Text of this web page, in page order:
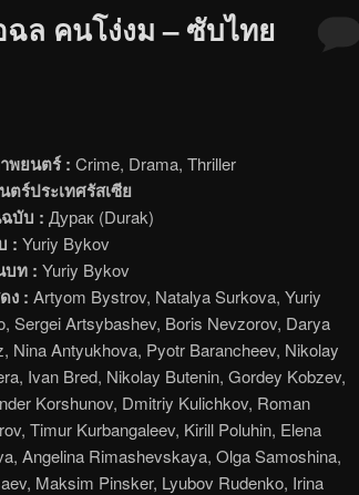
ล คนโง่งม – ซับไทย
พยนตร์ : Crime, Drama, Thriller
ตร์ประเทศรัสเซีย
บับ : Дурак (Durak)
: Yuriy Bykov
บท : Yuriy Bykov
ง : Artyom Bystrov, Natalya Surkova, Yuriy
Sergei Artsybashev, Boris Nevzorov, Darya
Nina Antyukhova, Pyotr Barancheev, Nikolay
Ivan Bred, Nikolay Butenin, Gordey Kobzev,
Korshunov, Dmitriy Kulichkov, Roman
Timur Kurbangaleev, Kirill Poluhin, Elena
Angelina Rimashevskaya, Olga Samoshina,
Maksim Pinsker, Lyubov Rudenko, Irina